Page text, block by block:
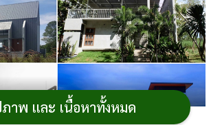
าพ และ เนื้อหาทั้งหมด